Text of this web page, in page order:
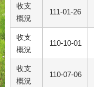
收支
概況
111-01-26
收支
概況
110-10-01
收支
概況
110-07-06